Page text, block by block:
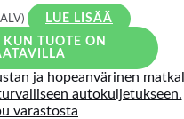
LUE LISÄÄ
KUN TUOTE ON
varastosta